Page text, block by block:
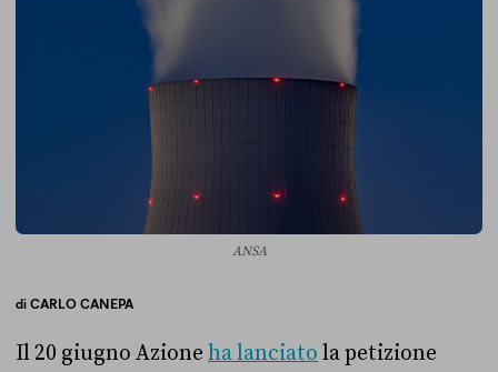
ANSA
diCARLO CANEPA
Il 20 giugno Azione ha lanciato la petizione